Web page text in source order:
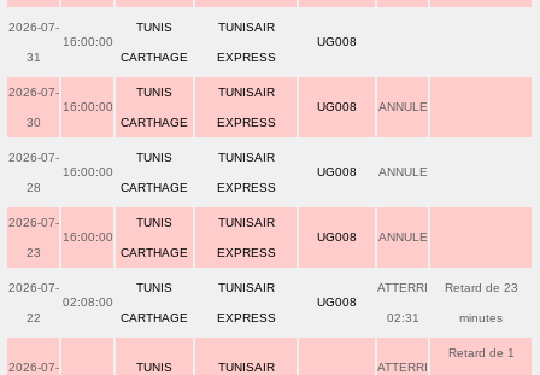
2026-07-
31
16:00:00
TUNIS
CARTHAGE
TUNISAIR
EXPRESS
UG008
2026-07-
30
16:00:00
TUNIS
CARTHAGE
TUNISAIR
EXPRESS
UG008 ANNULE
2026-07-
28
16:00:00
TUNIS
CARTHAGE
TUNISAIR
EXPRESS
UG008 ANNULE
2026-07-
23
16:00:00
TUNIS
CARTHAGE
TUNISAIR
EXPRESS
UG008 ANNULE
2026-07-
22
02:08:00
TUNIS
CARTHAGE
TUNISAIR
EXPRESS
UG008
ATTERRI
02:31
Retard de 23
minutes
2026-07- TUNIS TUNISAIR ATTERRI
Retard de 1